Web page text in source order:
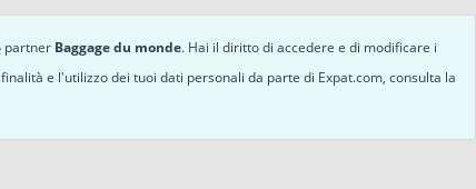
partner Baggage du monde. Hai il diritto di accedere e di modificare i
e l'utilizzo dei tuoi dati personali da parte di Expat.com, consulta la